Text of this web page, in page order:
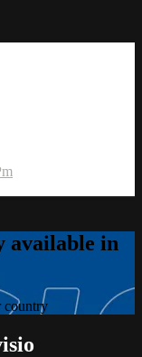
available in
country